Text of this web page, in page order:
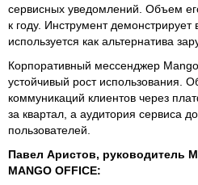
сервисных уведомлений. Объем
к году. Инструмент
используется как альтернатива
Корпоративный мессенджер
устойчивый рост использования.
коммуникаций клиентов через
за квартал, а аудитория сервиса
пользователей.
Павел Аристов, руководитель
MANGO OFFICE: